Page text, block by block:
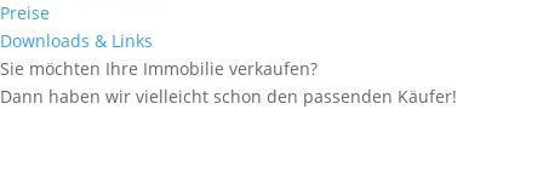
Preise
Downloads & Links
Sie möchten Ihre Immobilie verkaufen?
Dann haben wir vielleicht schon den passenden Käufer!